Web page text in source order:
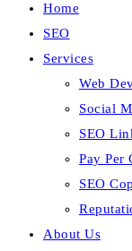
Home
SEO
Services
Web
Social
SEO
Pay Per
SEO
About Us